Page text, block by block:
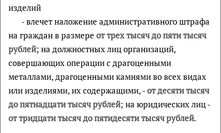
изделий
- влечет наложение административного штрафа
на граждан в размере от трех тысяч до пяти тысяч
рублей;на должностных лиц организаций,
совершающих операции с драгоценными
металлами, драгоценными камнями во всех видах
или изделиями, их содержащими, -от десяти тысяч
до пятнадцати тысяч рублей; на юридических лиц -
от тридцати тысяч до пятидесяти тысяч рублей.